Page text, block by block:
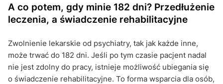
A co potem, gdy minie 182 dni? Przedłużenie
leczenia, a świadczenie rehabilitacyjne
Zwolnienie lekarskie od psychiatry, tak jak każde inne,
może trwać do 182 dni. Jeśli po tym czasie pacjent nadal
nie jest zdolny do pracy, istnieje możliwość ubiegania się
o świadczenie rehabilitacyjne. To forma wsparcia dla osób,